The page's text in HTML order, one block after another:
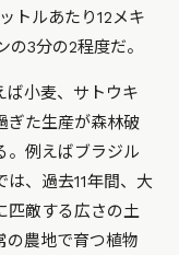
トルあたり12メキ
3分の2程度だ。
ば小麦、サトウキ
ぎた生産が森林破
。例えばブラジル
、過去11年間、大
匹敵する広さの土
の農地で育つ植物